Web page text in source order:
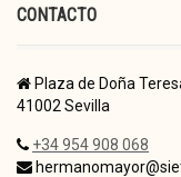
CONTACTO
Plaza de Doña
41002 Sevilla
+34 954 908 068